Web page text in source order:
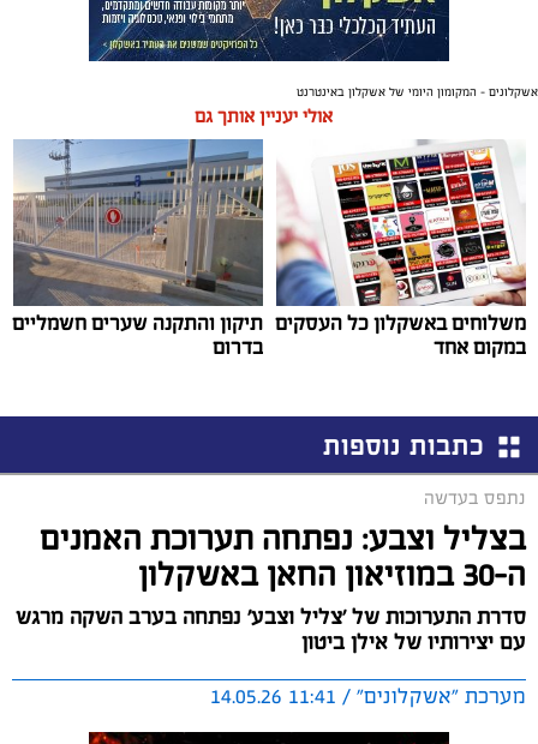
אשקלונים - המקומון היומי של אשקלון באינטרנט
אולי יעניין אותך גם
משלוחים באשקלון כל העסקים
במקום אחד
תיקון והתקנה שערים חשמליים
בדרום
כתבות נוספות
נתפס בעדשה
בצליל וצבע: נפתחה תערוכת האמנים
ה-30 במוזיאון החאן באשקלון
סדרת התערוכות של 'צליל וצבע' נפתחה בערב השקה מרגש
עם יצירותיו של אילן ביטון
מערכת "אשקלונים" / 11:41 14.05.26